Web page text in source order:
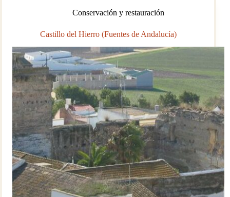
en
Fernando
Conservación y restauración
Castillo del Hierro (Fuentes de Andalucía)